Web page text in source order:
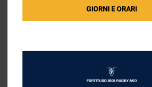
GIORNI E ORARI